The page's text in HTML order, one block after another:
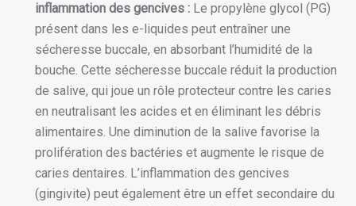
inflammation des gencives : Le propylène glycol (PG)
présent dans les e-liquides peut entraîner une
sécheresse buccale, en absorbant l’humidité de la
bouche. Cette sécheresse buccale réduit la production
de salive, qui joue un rôle protecteur contre les caries
en neutralisant les acides et en éliminant les débris
alimentaires. Une diminution de la salive favorise la
prolifération des bactéries et augmente le risque de
caries dentaires. L’inflammation des gencives
(gingivite) peut également être un effet secondaire du